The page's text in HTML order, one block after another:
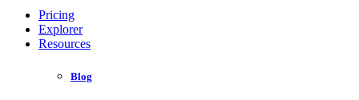
Pricing
Explorer
Resources
Blog